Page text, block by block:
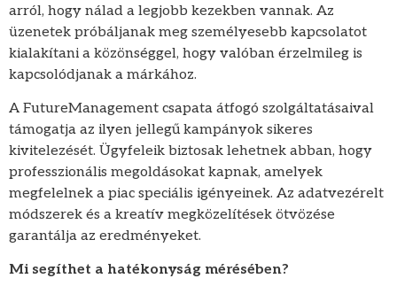
arról, hogy nálad a legjobb kezekben vannak. Az
üzenetek próbáljanak meg személyesebb kapcsolatot
kialakítani a közönséggel, hogy valóban érzelmileg is
kapcsolódjanak a márkához.
A FutureManagement csapata átfogó szolgáltatásaival
támogatja az ilyen jellegű kampányok sikeres
kivitelezését. Ügyfeleik biztosak lehetnek abban, hogy
professzionális megoldásokat kapnak, amelyek
megfelelnek a piac speciális igényeinek. Az adatvezérelt
módszerek és a kreatív megközelítések ötvözése
garantálja az eredményeket.
Mi segíthet a hatékonyság mérésében?